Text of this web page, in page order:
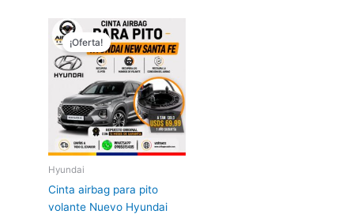
¡Oferta!
Hyundai
Cinta airbag para pito
volante Nuevo Hyundai
precio
original
era:
$69,99.
El
precio
actual
es:
$59,99.